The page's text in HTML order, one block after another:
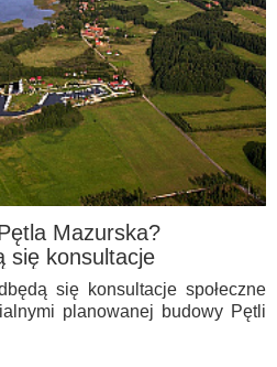
Mazurska?
się konsultacje
się konsultacje społeczne
planowanej budowy Pętli